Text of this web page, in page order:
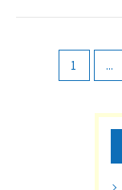
1 ...